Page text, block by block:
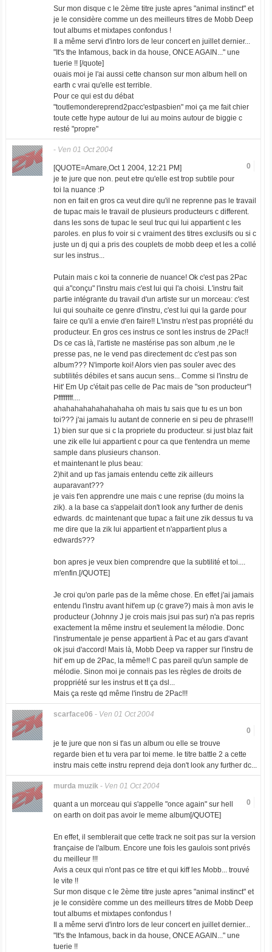
Sur mon disque c le 2ème titre juste apres "animal instinct" et
je le considère comme un des meilleurs titres de Mobb Deep
tout albums et mixtapes confondus !
Il a même servi d'intro lors de leur concert en juillet dernier...
"It's the Infamous, back in da house, ONCE AGAIN..." une
tuerie !! [/quote]
ouais moi je l'ai aussi cette chanson sur mon album hell on
earth c vrai qu'elle est terrible.
Pour ce qui est du débat
"toutlemondereprend2pacc'estpasbien" moi ça me fait chier
toute cette hype autour de lui au moins autour de biggie c
resté "propre"
- Ven 01 Oct 2004
0
[QUOTE=Amare,Oct 1 2004, 12:21 PM]
je te jure que non. peut etre qu'elle est trop subtile pour
toi la nuance :P
non en fait en gros ca veut dire qu'il ne reprenne pas le travail
de tupac mais le travail de plusieurs producteurs c different.
dans les sons de tupac le seul truc qui lui appartient c les
paroles. en plus fo voir si c vraiment des titres exclusifs ou si c
juste un dj qui a pris des couplets de mobb deep et les a collé
sur les instrus...
Putain mais c koi ta connerie de nuance! Ok c'est pas 2Pac
qui a"conçu" l'instru mais c'est lui qui l'a choisi. L'instru fait
partie intégrante du travail d'un artiste sur un morceau: c'est
lui qui souhaite ce genre d'instru, c'est lui qui la garde pour
faire ce qu'il a envie d'en faire!! L'instru n'est pas propriété du
producteur. En gros ces instrus ce sont les instrus de 2Pac!!
Ds ce cas là, l'artiste ne mastérise pas son album ,ne le
presse pas, ne le vend pas directement dc c'est pas son
album??? N'importe koi! Alors vien pas souler avec des
subtilités débiles et sans aucun sens... Comme si l'instru de
Hit' Em Up c'était pas celle de Pac mais de "son producteur"!
Pffffffff....
ahahahahahahahahaha oh mais tu sais que tu es un bon
toi??? j'ai jamais lu autant de connerie en si peu de phrase!!!
1) bien sur que si c la propriete du producteur. si just blaz fait
une zik elle lui appartient c pour ca que t'entendra un meme
sample dans plusieurs chanson.
et maintenant le plus beau:
2)hit and up t'as jamais entendu cette zik ailleurs
auparavant???
je vais t'en apprendre une mais c une reprise (du moins la
zik). a la base ca s'appelait don't look any further de denis
edwards. dc maintenant que tupac a fait une zik dessus tu va
me dire que la zik lui appartient et n'appartient plus a
edwards???
bon apres je veux bien comprendre que la subtilité et toi....
m'enfin.[/QUOTE]
Je croi qu'on parle pas de la même chose. En effet j'ai jamais
entendu l'instru avant hit'em up (c grave?) mais à mon avis le
producteur (Johnny J je crois mais jsui pas sur) n'a pas repris
exactement la même instru et seulement la mélodie. Donc
l'instrumentale je pense appartient à Pac et au gars d'avant
ok jsui d'accord! Mais là, Mobb Deep va rapper sur l'instru de
hit' em up de 2Pac, la même!! C pas pareil qu'un sample de
mélodie. Sinon moi je connais pas les règles de droits de
proppriété sur les instrus et tt ça dsl...
Mais ça reste qd même l'instru de 2Pac!!!
scarface06 - Ven 01 Oct 2004
0
je te jure que non si t'as un album ou elle se trouve
regarde bien et tu vera par toi meme. le titre battle 2 a cette
instru mais cette instru reprend deja don't look any further dc...
murda muzik- Ven 01 Oct 2004
0
quant a un morceau qui s'appelle "once again" sur hell
on earth on doit pas avoir le meme album[/QUOTE]
En effet, il semblerait que cette track ne soit pas sur la version
française de l'album. Encore une fois les gaulois sont privés
du meilleur !!!
Avis a ceux qui n'ont pas ce titre et qui kiff les Mobb... trouvé
le vite !!
Sur mon disque c le 2ème titre juste apres "animal instinct" et
je le considère comme un des meilleurs titres de Mobb Deep
tout albums et mixtapes confondus !
Il a même servi d'intro lors de leur concert en juillet dernier...
"It's the Infamous, back in da house, ONCE AGAIN..." une
tuerie !!